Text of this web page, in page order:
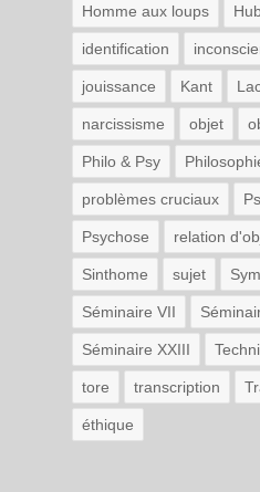
Homme aux loups
identification
jouissance Kant
narcissisme objet
Philo & Psy
problèmes cruciaux
Psychose relation
Sinthome sujet
Séminaire VII
Séminaire XXIII
tore transcription
éthique